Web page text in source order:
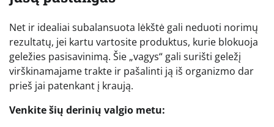
Net ir idealiai subalansuota lėkštė gali neduoti norimų
rezultatų, jei kartu vartosite produktus, kurie blokuoja
geležies pasisavinimą. Šie „vagys“ gali surišti geležį
virškinamajame trakte ir pašalinti ją iš organizmo dar
prieš jai patenkant į kraują.
Venkite šių derinių valgio metu: